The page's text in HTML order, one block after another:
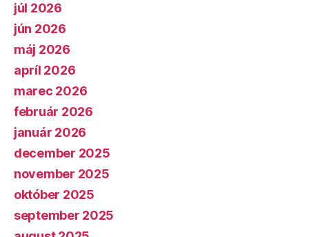
júl 2026
jún 2026
máj 2026
apríl 2026
marec 2026
február 2026
január 2026
december 2025
november 2025
október 2025
september 2025